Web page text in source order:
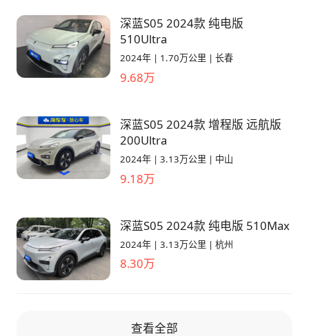
细项感受： 深蓝S05不但好开，更好玩，
DEEPAL投影智慧大灯，130万像素，能投射出
120寸的大屏幕，两个25W的车外音响，各种场
景模式随心切换，还有超浪漫的光绘涂鸦墙，可
露营时一个消遣时光的最佳拍档。 全系标配高
通8155芯片，虽然没有实体按键，但它能够在
短短几秒内轻松响应并处理多条连续指令。我和
弟弟也小试了一下打开车窗，调整空调温度，打
开遮阳帘，导航到指定位置，播放歌曲等连续语
常的智能化。 🏆综合感受： 深蓝S05可玩性很
高，车机里的每个功能都很新鲜好玩。向日葵大
屏比三联屏更有科技感。高配车型主副驾座椅都
支持电动调节，座椅加热通风，主驾驶记忆副驾
弟简直是定制的配置。还没等我体验完，弟弟就
的灵敏，初段就有不错的刹车力，安全感非常到
位。 悬挂的调教还是舒适取向，对于细小的颠
簸过滤的都比较到位，在过大坑的时候，整套悬
挂响应还是非常灵敏的，可以很快的过滤掉多余
样调的坏处就是，侧倾方面会控制的比较差，特
别是在高速并线和过高速匝道的时候，会有很明
显的感知。 🎉细项感受： 我觉得这个车搭载了
一个同级别其他车型没有搭载的一个配置，那就
是向日葵屏，在驾驶过程中可以让屏幕转向驾驶
让驾驶员获得屏幕信息。 虽然说整车没有实体
按键，但是好在整车的语音识别功能做的还不
错，大多数操作都可以通过语音来操作，提升了
操作便利性。 💡综合感受： 这辆车我觉得驾驶
情，但是它把普通老百姓在意的东西都做的非常
深蓝S05 2024款 纯电版
510Ultra
2024年 | 1.70万公里 | 长春
9.68万
深蓝S05 2024款 增程版 远航版
200Ultra
2024年 | 3.13万公里 | 中山
9.18万
深蓝S05 2024款 纯电版 510Max
2024年 | 3.13万公里 | 杭州
8.30万
查看全部